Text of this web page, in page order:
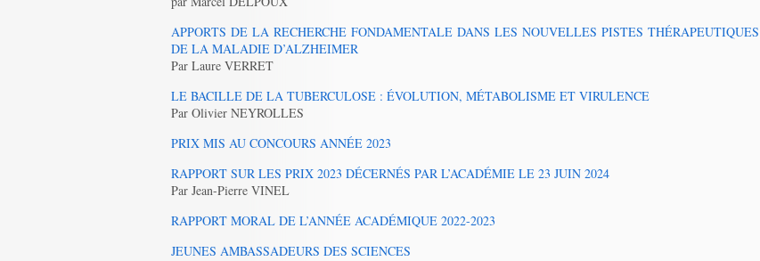
APPORTS DE LA RECHERCHE FONDAMENTALE DANS LES NOUVELLES PISTES THÉRAPEUTIQUES
DE LA MALADIE D’ALZHEIMER
Par Laure VERRET
LE BACILLE DE LA TUBERCULOSE : ÉVOLUTION, MÉTABOLISME ET VIRULENCE
Par Olivier NEYROLLES
PRIX MIS AU CONCOURS ANNÉE 2023
RAPPORT SUR LES PRIX 2023 DÉCERNÉS PAR L’ACADÉMIE LE 23 JUIN 2024
Par Jean-Pierre VINEL
RAPPORT MORAL DE L’ANNÉE ACADÉMIQUE 2022-2023
JEUNES AMBASSADEURS DES SCIENCES